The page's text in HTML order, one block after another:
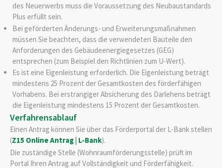
des Neuerwerbs muss die Voraussetzung des Neubaustandards
Plus erfüllt sein.
Bei geförderten Änderungs- und Erweiterungsmaßnahmen
müssen Sie beachten, dass die verwendeten Bauteile den
Anforderungen des Gebäudeenergiegesetzes (GEG)
entsprechen (zum Beispiel den Richtlinien zum U-Wert).
Es ist eine Eigenleistung erforderlich. Die Eigenleistung beträgt
mindestens 25 Prozent der Gesamtkosten des förderfähigen
Vorhabens. Bei erstrangiger Absicherung des Darlehens beträgt
die Eigenleistung mindestens 15 Prozent der Gesamtkosten.
Verfahrensablauf
Einen Antrag können Sie über das Förderportal der L-Bank stellen
(Z15 Online Antrag | L-Bank).
Die zuständige Stelle (Wohnraumförderungsstelle) prüft im
Portal Ihren Antrag auf Vollständigkeit und Förderfähigkeit.